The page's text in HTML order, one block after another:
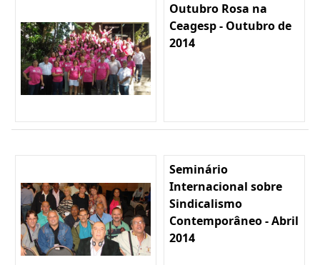
Outubro Rosa na
Ceagesp - Outubro de
2014
Seminário
Internacional sobre
Sindicalismo
Contemporâneo - Abril
2014